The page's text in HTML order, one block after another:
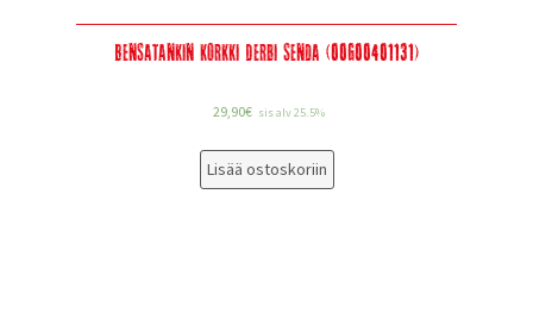
Bensatankin korkki Derbi Senda (00G00401131)
29,90€ sis alv 25.5%
Lisää ostoskoriin